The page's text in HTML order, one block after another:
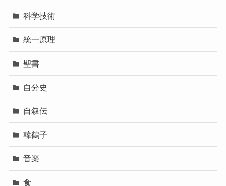
科学技術
統一原理
聖書
自分史
自叙伝
韓鶴子
音楽
食